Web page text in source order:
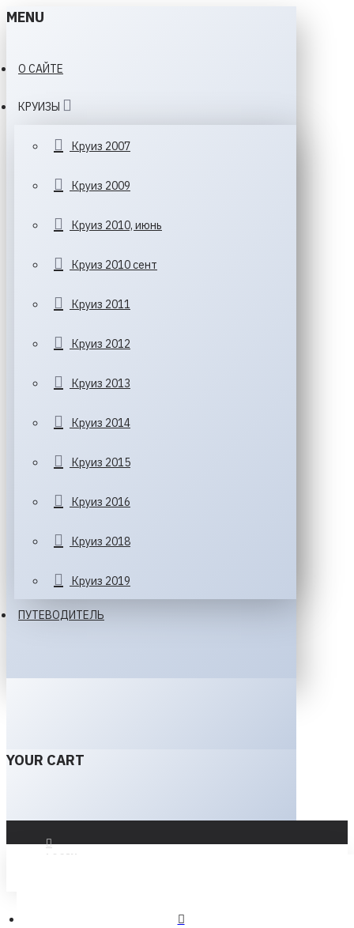
MENU
О САЙТЕ
КРУИЗЫ
Круиз 2007
Круиз 2009
Круиз 2010, июнь
Круиз 2010 сент
Круиз 2011
Круиз 2012
Круиз 2013
Круиз 2014
Круиз 2015
Круиз 2016
Круиз 2018
Круиз 2019
ПУТЕВОДИТЕЛЬ
YOUR CART
LOGIN